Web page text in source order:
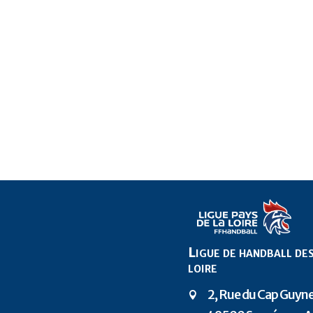
Ligue de handball
loire
 2, Rue du Cap